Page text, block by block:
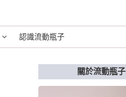
認識流動瓶子
關於流動瓶子